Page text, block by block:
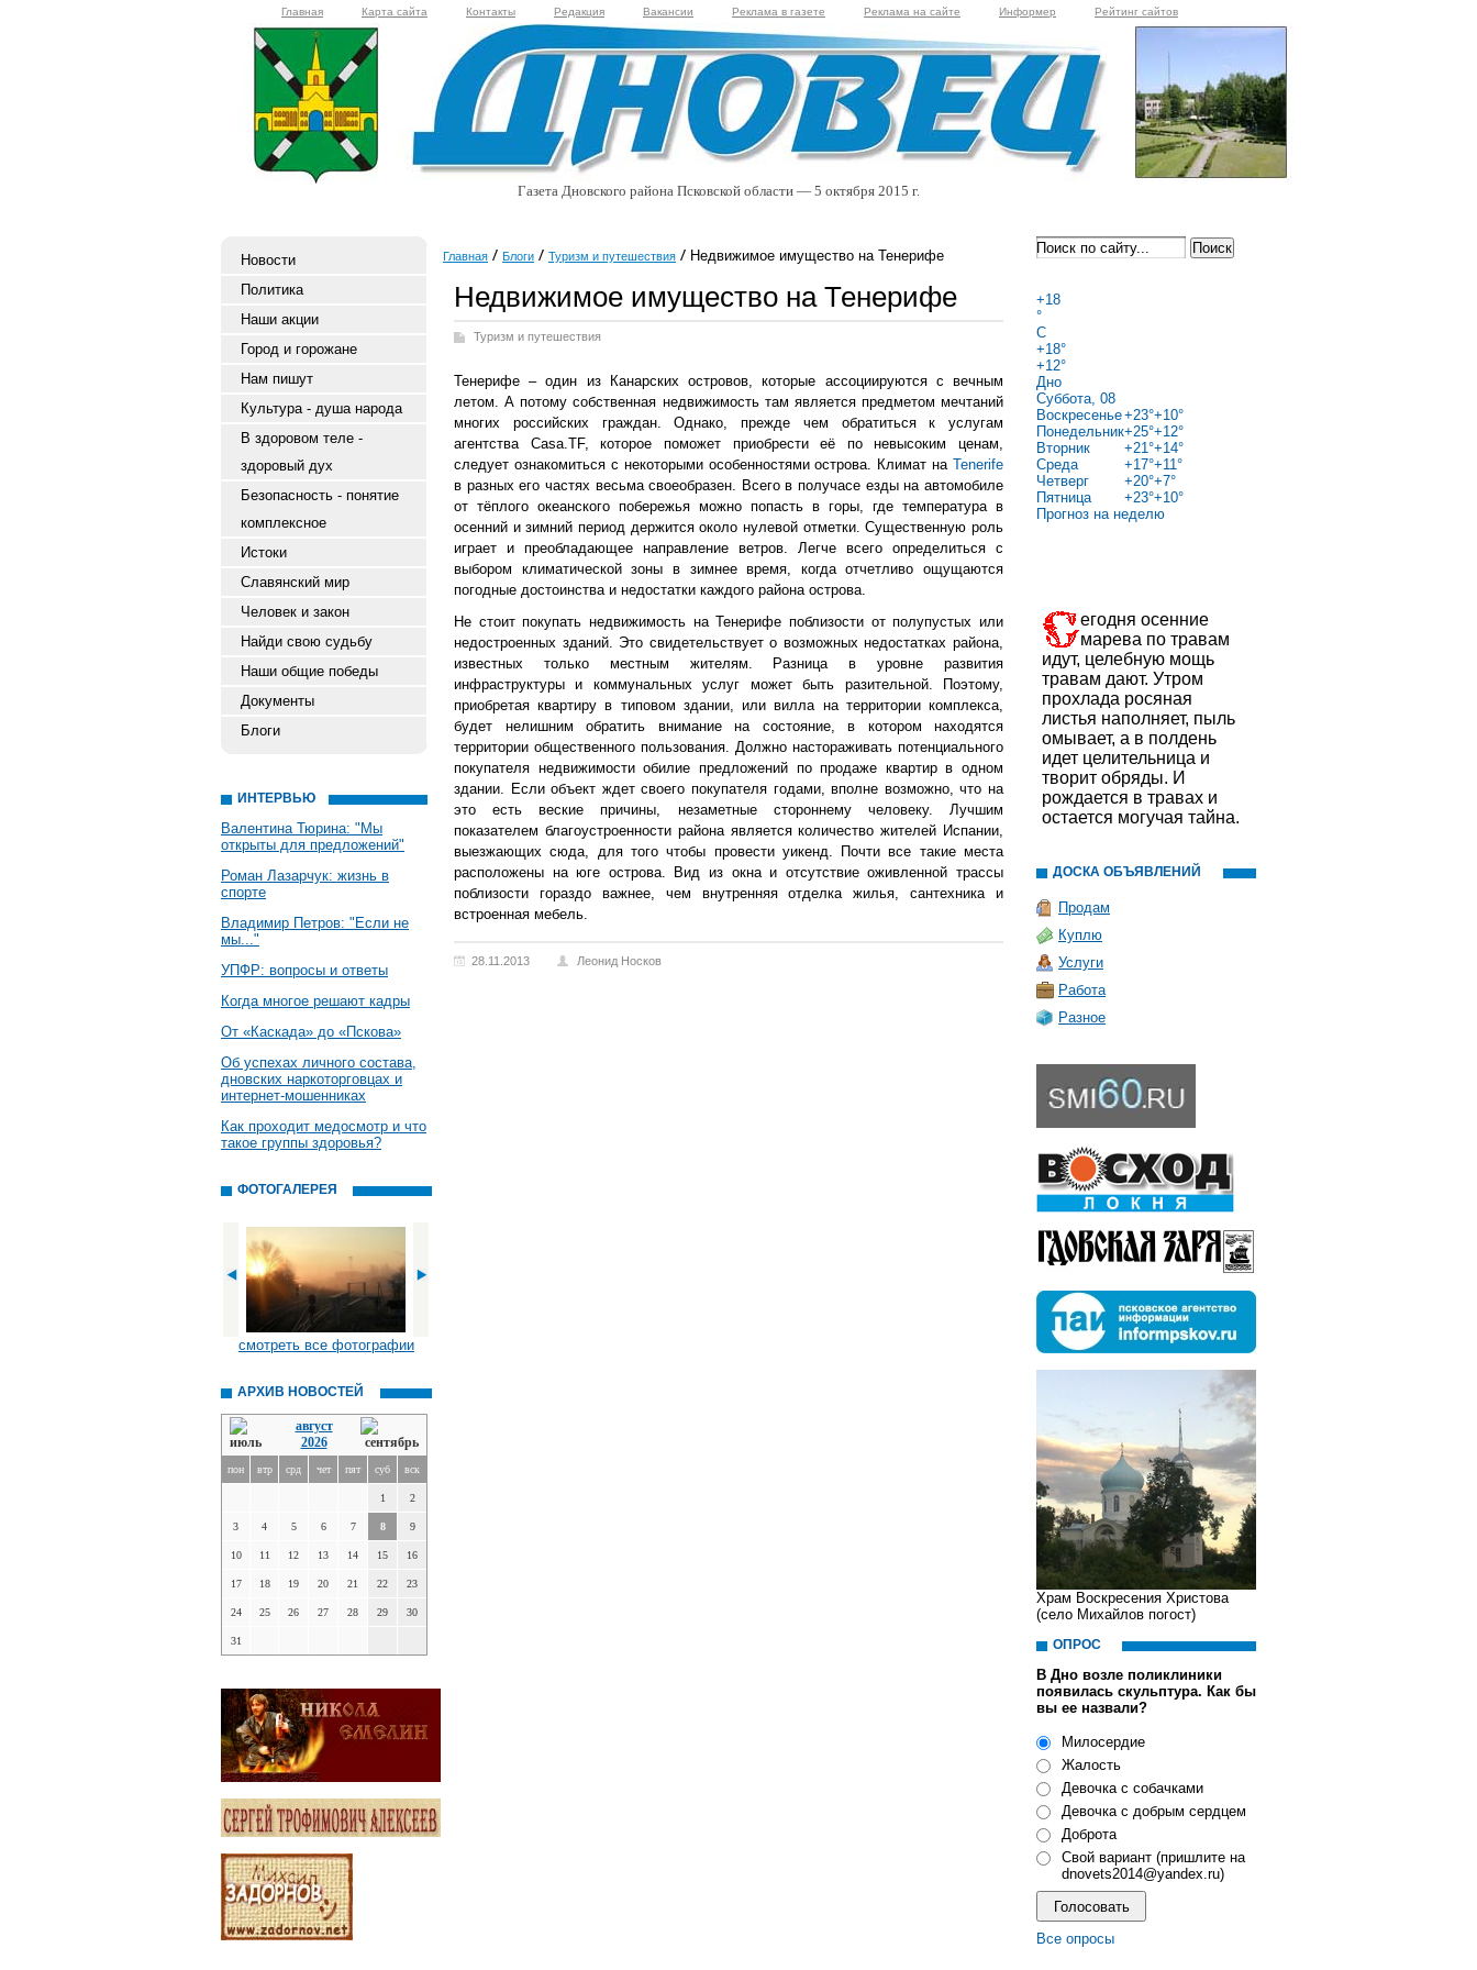
Главная Карта сайта Контакты Редакция Вакансии Реклама в газете Реклама на сайте Информер Рейтинг сайтов
Газета Дновского района Псковской области — 5 октября 2015 г.
Новости
Политика
Наши акции
Город и горожане
Нам пишут
Культура - душа народа
В здоровом теле -
здоровый дух
Безопасность - понятие
комплексное
Истоки
Славянский мир
Человек и закон
Найди свою судьбу
Наши общие победы
Документы
Блоги
ИНТЕРВЬЮ
Валентина Тюрина: "Мы
открыты для предложений"
Роман Лазарчук: жизнь в
спорте
Владимир Петров: "Если не
мы..."
УПФР: вопросы и ответы
Когда многое решают кадры
От «Каскада» до «Пскова»
Об успехах личного состава,
дновских наркоторговцах и
интернет-мошенниках
Как проходит медосмотр и что
такое группы здоровья?
ФОТОГАЛЕРЕЯ
смотреть все фотографии
АРХИВ НОВОСТЕЙ
август
2026
пон втр срд чет пят суб вск
1 2
3 4 5 6 7 8 9
10 11 12 13 14 15 16
17 18 19 20 21 22 23
24 25 26 27 28 29 30
31
Главная Блоги Туризм и путешествия Недвижимое имущество на Тенерифе
Недвижимое имущество на Тенерифе
Туризм и путешествия
Тенерифе – один из Канарских островов, которые ассоциируются с вечным
летом. А потому собственная недвижимость там является предметом мечтаний
многих российских граждан. Однако, прежде чем обратиться к услугам
агентства Casa.TF, которое поможет приобрести её по невысоким ценам,
следует ознакомиться с некоторыми особенностями острова. Климат на Tenerife
в разных его частях весьма своеобразен. Всего в получасе езды на автомобиле
от тёплого океанского побережья можно попасть в горы, где температура в
осенний и зимний период держится около нулевой отметки. Существенную роль
играет и преобладающее направление ветров. Легче всего определиться с
выбором климатической зоны в зимнее время, когда отчетливо ощущаются
погодные достоинства и недостатки каждого района острова.
Не стоит покупать недвижимость на Тенерифе поблизости от полупустых или
недостроенных зданий. Это свидетельствует о возможных недостатках района,
известных только местным жителям. Разница в уровне развития
инфраструктуры и коммунальных услуг может быть разительной. Поэтому,
приобретая квартиру в типовом здании, или вилла на территории комплекса,
будет нелишним обратить внимание на состояние, в котором находятся
территории общественного пользования. Должно настораживать потенциального
покупателя недвижимости обилие предложений по продаже квартир в одном
здании. Если объект ждет своего покупателя годами, вполне возможно, что на
это есть веские причины, незаметные стороннему человеку. Лучшим
показателем благоустроенности района является количество жителей Испании,
выезжающих сюда, для того чтобы провести уикенд. Почти все такие места
расположены на юге острова. Вид из окна и отсутствие оживленной трассы
поблизости гораздо важнее, чем внутренняя отделка жилья, сантехника и
встроенная мебель.
28.11.2013 Леонид Носков
+18
°
C
+18°
+12°
Дно
Суббота, 08
Воскресенье+23°+10°
Понедельник+25°+12°
Вторник
+21°+14°
Среда
+17°+11°
Четверг
+20°+7°
Пятница
+23°+10°
Прогноз на неделю
егодня осенние
марева по травам
идут, целебную мощь
травам дают. Утром
прохлада росяная
листья наполняет, пыль
омывает, а в полдень
идет целительница и
творит обряды. И
рождается в травах и
остается могучая тайна.
ДОСКА ОБЪЯВЛЕНИЙ
Продам
Куплю
Услуги
Работа
Разное
Храм Воскресения Христова
(село Михайлов погост)
ОПРОС
В Дно возле поликлиники
появилась скульптура. Как бы
вы ее назвали?
Милосердие
Жалость
Девочка с собачками
Девочка с добрым сердцем
Доброта
Свой вариант (пришлите на
dnovets2014@yandex.ru)
Все опросы